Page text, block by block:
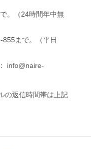
。（24時間年中無
まで。（平日
info@naire-
の返信時間帯は上記